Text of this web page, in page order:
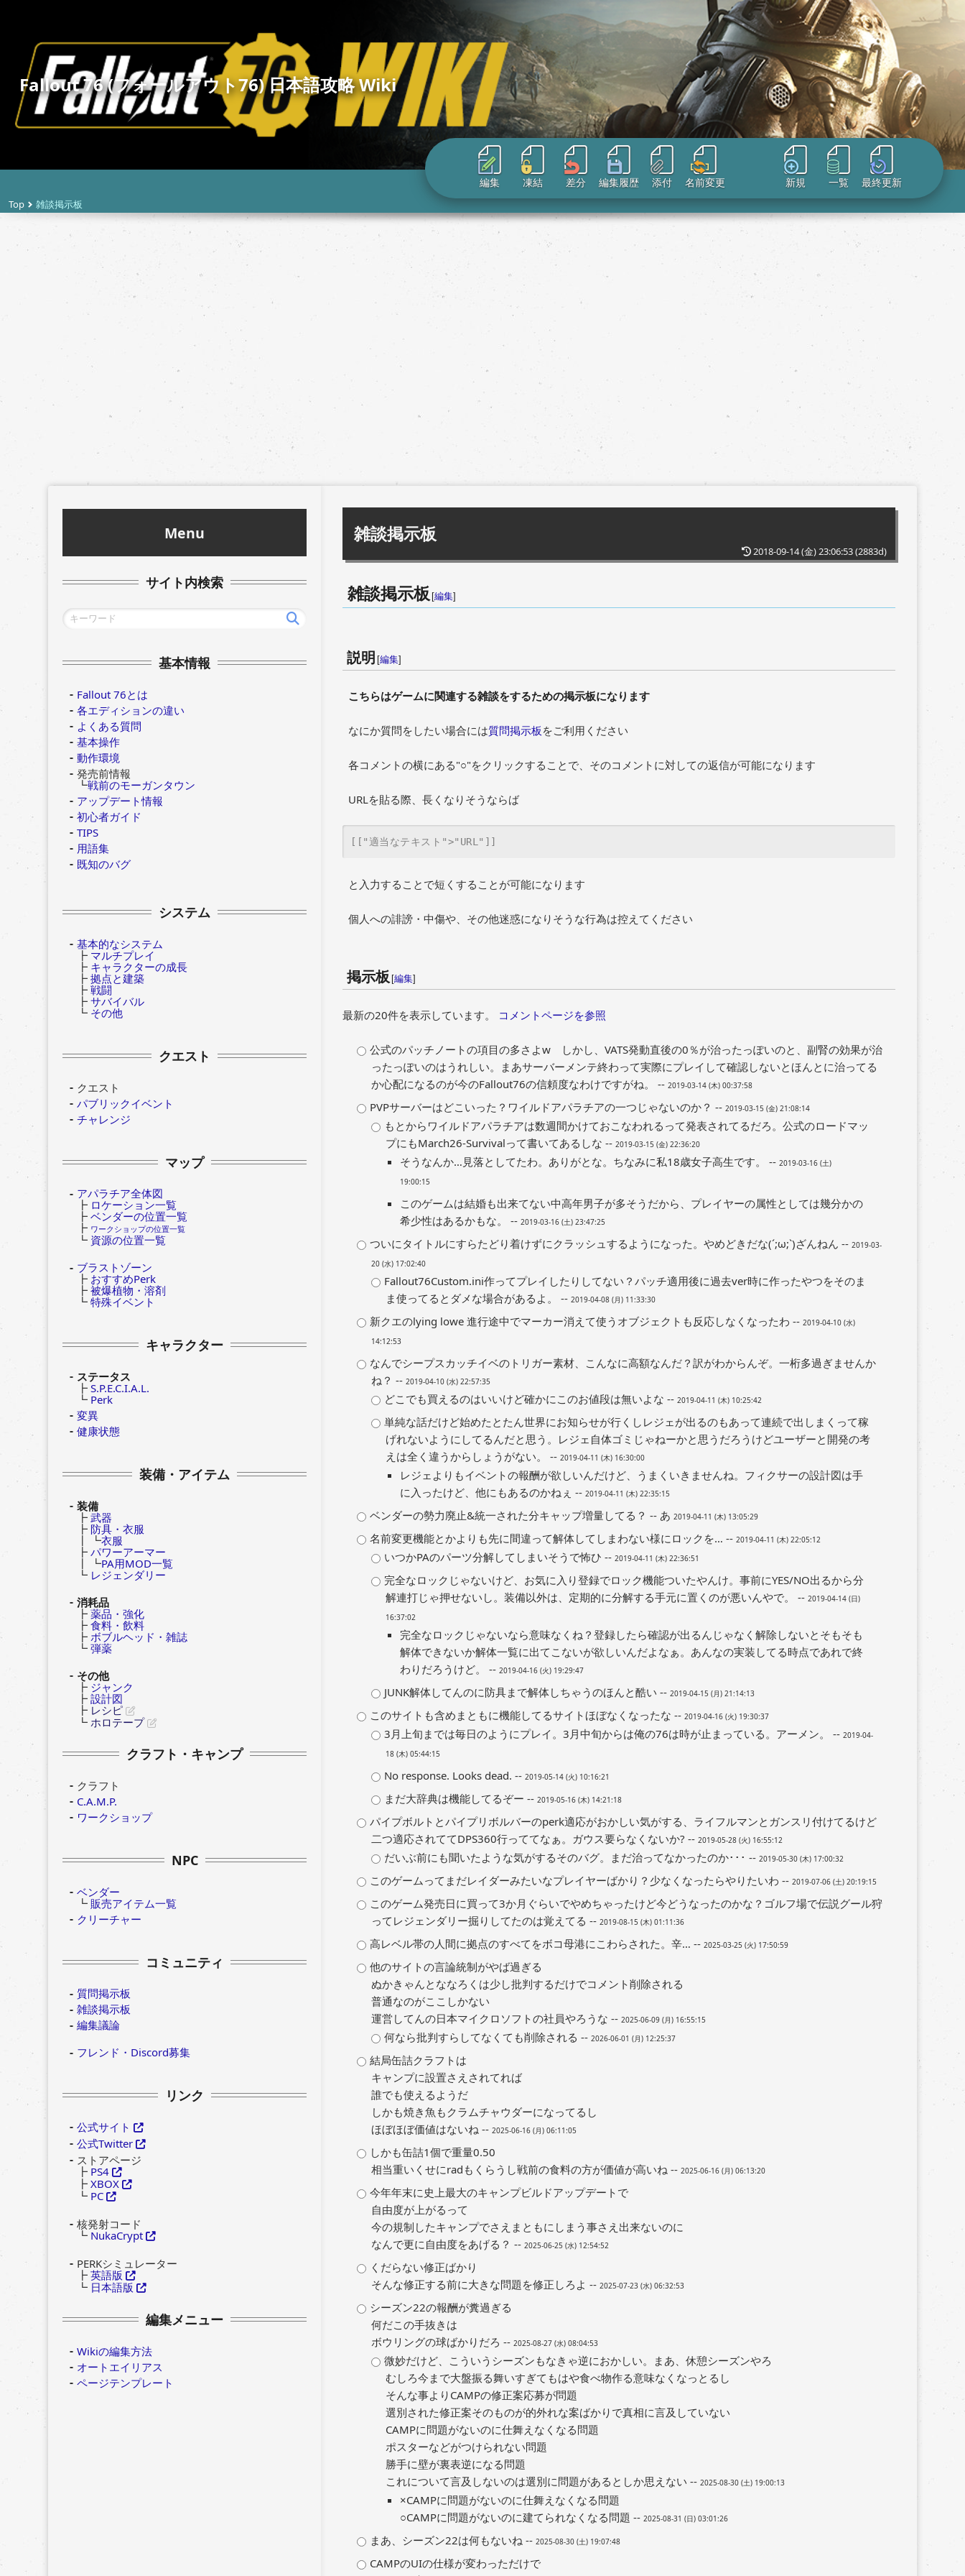
Fallout 76 (フォールアウト76) 日本語攻略 Wiki
編集 凍結 差分 編集履歴 添付 名前変更 新規 一覧 最終更新
Top 雑談掲示板
雑談掲示板
2018-09-14 (金) 23:06:53(2883d)
雑談掲示板 [編集]
説明 [編集]
こちらはゲームに関連する雑談をするための掲示板になります
なにか質問をしたい場合には質問掲示板 をご利用ください
各コメントの横にある"○"をクリックすることで、そのコメントに対しての返信が可能になります
URLを貼る際、長くなりそうならば
[["適当なテキスト">"URL"]]
と入力することで短くすることが可能になります
個人への誹謗・中傷や、その他迷惑になりそうな行為は控えてください
掲示板 [編集]
最新の20件を表示しています。 コメントページを参照
公式のパッチノートの項目の多さよw しかし、VATS発動直後の0％が治ったっぽいのと、副腎の効果が治
ったっぽいのはうれしい。まあサーバーメンテ終わって実際にプレイして確認しないとほんとに治ってる
か心配になるのが今のFallout76の信頼度なわけですがね。 -- 2019-03-14 (木) 00:37:58
PVPサーバーはどこいった？ワイルドアパラチアの一つじゃないのか？ -- 2019-03-15 (金) 21:08:14
もとからワイルドアパラチアは数週間かけておこなわれるって発表されてるだろ。公式のロードマッ
プにもMarch26‐Survivalって書いてあるしな -- 2019-03-15 (金) 22:36:20
そうなんか…見落としてたわ。ありがとな。ちなみに私18歳女子高生です。 -- 2019-03-16 (土)
19:00:15
このゲームは結婚も出来てない中高年男子が多そうだから、プレイヤーの属性としては幾分かの
希少性はあるかもな。 -- 2019-03-16 (土) 23:47:25
ついにタイトルにすらたどり着けずにクラッシュするようになった。やめどきだな(´;ω;`)ざんねん -- 2019-03-
20 (水) 17:02:40
Fallout76Custom.ini作ってプレイしたりしてない？パッチ適用後に過去ver時に作ったやつをそのま
ま使ってるとダメな場合があるよ。 -- 2019-04-08 (月) 11:33:30
新クエのlying lowe 進行途中でマーカー消えて使うオブジェクトも反応しなくなったわ -- 2019-04-10 (水)
14:12:53
なんでシープスカッチイベのトリガー素材、こんなに高額なんだ？訳がわからんぞ。一桁多過ぎませんか
ね？ -- 2019-04-10 (水) 22:57:35
どこでも買えるのはいいけど確かにこのお値段は無いよな -- 2019-04-11 (木) 10:25:42
単純な話だけど始めたとたん世界にお知らせが行くしレジェが出るのもあって連続で出しまくって稼
げれないようにしてるんだと思う。レジェ自体ゴミじゃねーかと思うだろうけどユーザーと開発の考
えは全く違うからしょうがない。 -- 2019-04-11 (木) 16:30:00
レジェよりもイベントの報酬が欲しいんだけど、うまくいきませんね。フィクサーの設計図は手
に入ったけど、他にもあるのかねぇ -- 2019-04-11 (木) 22:35:15
ベンダーの勢力廃止&統一された分キャップ増量してる？ -- あ 2019-04-11 (木) 13:05:29
名前変更機能とかよりも先に間違って解体してしまわない様にロックを… -- 2019-04-11 (木) 22:05:12
いつかPAのパーツ分解してしまいそうで怖ひ -- 2019-04-11 (木) 22:36:51
完全なロックじゃないけど、お気に入り登録でロック機能ついたやんけ。事前にYES/NO出るから分
解連打じゃ押せないし。装備以外は、定期的に分解する手元に置くのが悪いんやで。 -- 2019-04-14 (日)
16:37:02
完全なロックじゃないなら意味なくね？登録したら確認が出るんじゃなく解除しないとそもそも
解体できないか解体一覧に出てこないが欲しいんだよなぁ。あんなの実装してる時点であれで終
わりだろうけど。 -- 2019-04-16 (火) 19:29:47
JUNK解体してんのに防具まで解体しちゃうのほんと酷い -- 2019-04-15 (月) 21:14:13
このサイトも含めまともに機能してるサイトほぼなくなったな -- 2019-04-16 (火) 19:30:37
3月上旬までは毎日のようにプレイ。3月中旬からは俺の76は時が止まっている。アーメン。 -- 2019-04-
18 (木) 05:44:15
No response. Looks dead. -- 2019-05-14 (火) 10:16:21
まだ大辞典は機能してるぞー -- 2019-05-16 (木) 14:21:18
パイプボルトとパイプリボルバーのperk適応がおかしい気がする、ライフルマンとガンスリ付けてるけど
二つ適応されててDPS360行っててなぁ。ガウス要らなくないか? -- 2019-05-28 (火) 16:55:12
だいぶ前にも聞いたような気がするそのバグ。まだ治ってなかったのか･･･ -- 2019-05-30 (木) 17:00:32
このゲームってまだレイダーみたいなプレイヤーばかり？少なくなったらやりたいわ -- 2019-07-06 (土) 20:19:15
このゲーム発売日に買って3か月ぐらいでやめちゃったけど今どうなったのかな？ゴルフ場で伝説グール狩
ってレジェンダリー掘りしてたのは覚えてる -- 2019-08-15 (木) 01:11:36
高レベル帯の人間に拠点のすべてをボコ母港にこわらされた。辛… -- 2025-03-25 (火) 17:50:59
他のサイトの言論統制がやば過ぎる
ぬかきゃんとななろくは少し批判するだけでコメント削除される
普通なのがここしかない
運営してんの日本マイクロソフトの社員やろうな -- 2025-06-09 (月) 16:55:15
何なら批判すらしてなくても削除される -- 2026-06-01 (月) 12:25:37
結局缶詰クラフトは
キャンプに設置さえされてれば
誰でも使えるようだ
しかも焼き魚もクラムチャウダーになってるし
ほぼほぼ価値はないね -- 2025-06-16 (月) 06:11:05
しかも缶詰1個で重量0.50
相当重いくせにradもくらうし戦前の食料の方が価値が高いね -- 2025-06-16 (月) 06:13:20
今年年末に史上最大のキャンプビルドアップデートで
自由度が上がるって
今の規制したキャンプでさえまともにしまう事さえ出来ないのに
なんで更に自由度をあげる？ -- 2025-06-25 (水) 12:54:52
くだらない修正ばかり
そんな修正する前に大きな問題を修正しろよ -- 2025-07-23 (水) 06:32:53
シーズン22の報酬が糞過ぎる
何だこの手抜きは
ボウリングの球ばかりだろ -- 2025-08-27 (水) 08:04:53
微妙だけど、こういうシーズンもなきゃ逆におかしい。まあ、休憩シーズンやろ
むしろ今まで大盤振る舞いすぎてもはや食べ物作る意味なくなっとるし
そんな事よりCAMPの修正案応募が問題
選別された修正案そのものが的外れな案ばかりで真相に言及していない
CAMPに問題がないのに仕舞えなくなる問題
ポスターなどがつけられない問題
勝手に壁が裏表逆になる問題
これについて言及しないのは選別に問題があるとしか思えない -- 2025-08-30 (土) 19:00:13
×CAMPに問題がないのに仕舞えなくなる問題
○CAMPに問題がないのに建てられなくなる問題 -- 2025-08-31 (日) 03:01:26
まあ、シーズン22は何もないね -- 2025-08-30 (土) 19:07:48
CAMPのUIの仕様が変わっただけで
Menu
サイト内検索
基本情報
Fallout 76とは
各エディションの違い
よくある質問
基本操作
動作環境
発売前情報
┗戦前のモーガンタウン
アップデート情報
初心者ガイド
TIPS
用語集
既知のバグ
システム
基本的なシステム
┣ マルチプレイ
┣ キャラクターの成長
┣ 拠点と建築
┣ 戦闘
┣ サバイバル
┗ その他
クエスト
クエスト
パブリックイベント
チャレンジ
マップ
アパラチア全体図
┣ ロケーション一覧
┣ ベンダーの位置一覧
┣ ワークショップの位置一覧
┗ 資源の位置一覧
ブラストゾーン
┣ おすすめPerk
┣ 被爆植物・溶剤
┗ 特殊イベント
キャラクター
ステータス
┣ S.P.E.C.I.A.L.
┗ Perk
変異
健康状態
装備・アイテム
装備
┣ 武器
┣ 防具・衣服
┃ ┗衣服
┣ パワーアーマー
┃ ┗PA用MOD一覧
┗ レジェンダリー
消耗品
┣ 薬品・強化
┣ 食料・飲料
┣ ボブルヘッド・雑誌
┗ 弾薬
その他
┣ ジャンク
┣ 設計図
┣ レシピ
┗ ホロテープ
クラフト・キャンプ
クラフト
C.A.M.P.
ワークショップ
NPC
ベンダー
┗ 販売アイテム一覧
クリーチャー
コミュニティ
質問掲示板
雑談掲示板
編集議論
フレンド・Discord募集
リンク
公式サイト
公式Twitter
ストアページ
┣ PS4
┣ XBOX
┗ PC
核発射コード
┗ NukaCrypt
PERKシミュレーター
┣ 英語版
┗ 日本語版
編集メニュー
Wikiの編集方法
オートエイリアス
ページテンプレート